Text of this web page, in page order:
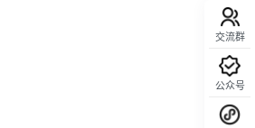
交流群
公众号